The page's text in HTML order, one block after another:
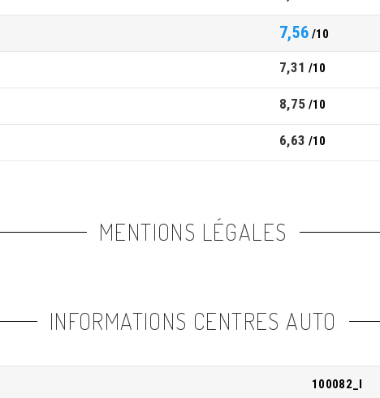
7,56 /10
7,31 /10
8,75 /10
6,63 /10
MENTIONS LÉGALES
INFORMATIONS CENTRES AUTO
100082_I